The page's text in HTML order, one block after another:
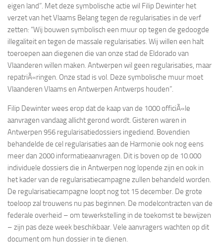
eigen land”. Met deze symbolische actie wil Filip Dewinter het
verzet van het Vlaams Belang tegen de regularisaties in de verf
zetten: “Wij bouwen symbolisch een muur op tegen de gedoogde
illegaliteit en tegen de massale regularisaties. Wij willen een halt
toeroepen aan diegenen die van onze stad de Eldorado van
Vlaanderen willen maken. Antwerpen wil geen regularisaties, maar
repatriÃ«ringen. Onze stad is vol. Deze symbolische muur moet
Vlaanderen Vlaams en Antwerpen Antwerps houden”.
Filip Dewinter wees erop dat de kaap van de 1000 officiÃ«le
aanvragen vandaag allicht gerond wordt. Gisteren waren in
Antwerpen 956 regularisatiedossiers ingediend. Bovendien
behandelde de cel regularisaties aan de Harmonie ook nog eens
meer dan 2000 informatieaanvragen. Dit is boven op de 10.000
individuele dossiers die in Antwerpen nog lopende zijn en ook in
het kader van de regularisatiecampagne zullen behandeld worden.
De regularisatiecampagne loopt nog tot 15 december. De grote
toeloop zal trouwens nu pas beginnen. De modelcontracten van de
federale overheid – om tewerkstelling in de toekomst te bewijzen
– zijn pas deze week beschikbaar. Vele aanvragers wachten op dit
document om hun dossier in te dienen.